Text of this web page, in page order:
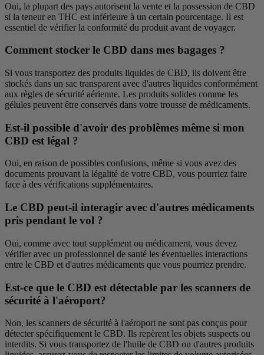
Oui, la plupart des pays autorisent la vente et la possession de CBD
si la teneur en THC est inférieure à un certain pourcentage. Il est
essentiel de vérifier la conformité du produit avant de voyager.
Comment stocker le CBD dans mes bagages ?
Si vous transportez des produits liquides de CBD, ils doivent être
stockés dans un sac transparent avec d'autres liquides conformément
aux règles de sécurité aérienne. Les produits solides comme les
gélules peuvent être conservés dans votre trousse de médicaments.
Est-il possible d'avoir des problèmes même si mon
CBD est légal ?
Oui, en raison de possibles confusions, même si vous avez des
documents prouvant la légalité de votre CBD, vous pourriez faire
face à des vérifications supplémentaires.
Le CBD peut-il interagir avec d'autres médicaments
pris pendant le vol ?
Oui, comme avec tout supplément ou médicament, vous devez
vérifier avec un professionnel de santé les éventuelles interactions
entre le CBD et d'autres médicaments que vous pourriez prendre.
Est-ce que le CBD est détectable par les scanners de
sécurité à l'aéroport?
Non, les scanners de sécurité à l'aéroport ne sont pas conçus pour
détecter spécifiquement le CBD. Ils repèrent les objets suspects ou
interdits. Si vous transportez de l'huile de CBD ou d'autres produits